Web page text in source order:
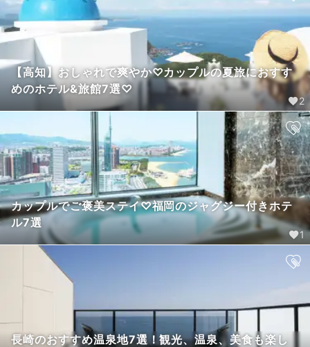
【高知】おしゃれで爽やか♡カップルの夏旅におすす
めのホテル&旅館7選♡
2
カップルでご褒美ステイ♡福岡のジャグジー付きホテ
ル7選
1
長崎のおすすめ温泉地7選！観光、温泉、美食も楽し